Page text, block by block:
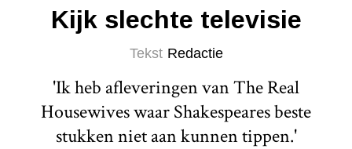
Kijk slechte televisie
Tekst Redactie
'Ik heb afleveringen van The Real
Housewives waar Shakespeares beste
stukken niet aan kunnen tippen.'